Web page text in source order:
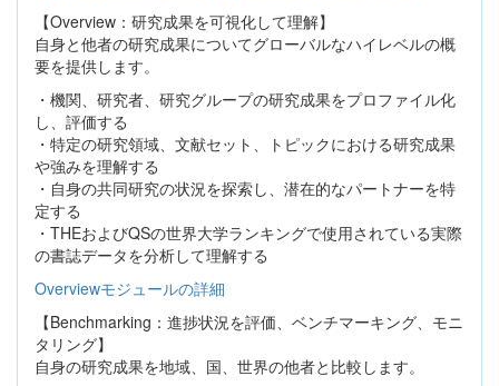
【Overview：研究成果を可視化して理解】
自身と他者の研究成果についてグローバルなハイレベルの概
要を提供します。
・機関、研究者、研究グループの研究成果をプロファイル化
し、評価する
・特定の研究領域、文献セット、トピックにおける研究成果
や強みを理解する
・自身の共同研究の状況を探索し、潜在的なパートナーを特
定する
・THEおよびQSの世界大学ランキングで使用されている実際
の書誌データを分析して理解する
Overviewモジュールの詳細
【Benchmarking：進捗状況を評価、ベンチマーキング、モニ
タリング】
自身の研究成果を地域、国、世界の他者と比較します。